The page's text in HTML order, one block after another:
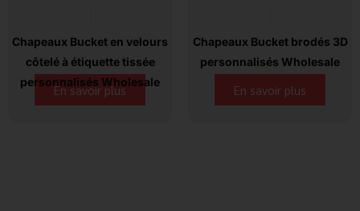
Chapeaux Bucket en velours
côtelé à étiquette tissée
personnalisés Wholesale
En savoir plus
Chapeaux Bucket brodés 3D
personnalisés Wholesale
En savoir plus